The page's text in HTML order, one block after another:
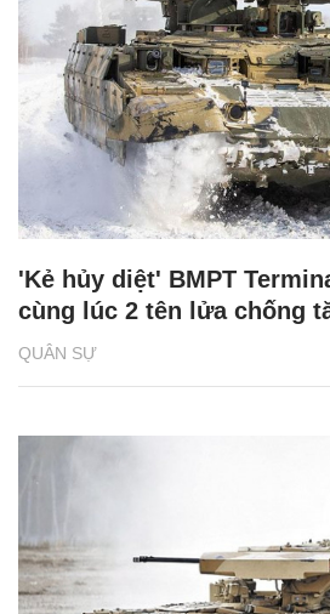
QUÂN SỰ
'Kẻ hủy diệt' BMPT
cùng lúc 2 tên lửa chống